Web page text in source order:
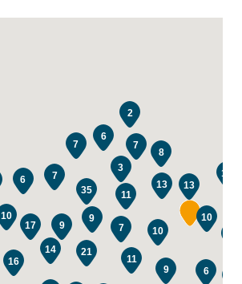
16
21
11
13
13
9
35
7
11
6
10
6
9
7
17
10
11
14
10
9
7
6
8
2
7
3